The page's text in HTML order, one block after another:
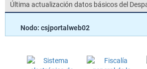
Última actualización datos básicos del
Nodo: csjportalweb02